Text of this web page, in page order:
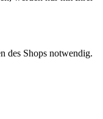
des Shops notwendig.